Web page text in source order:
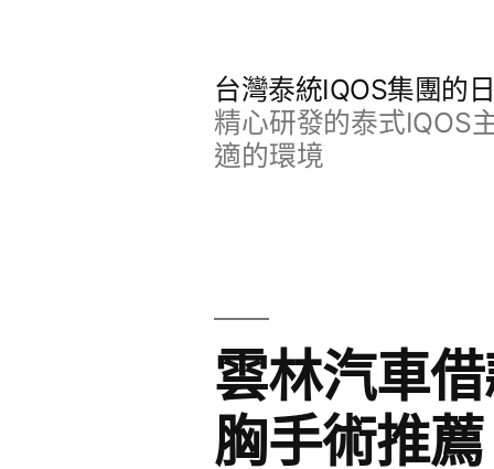
台灣泰統IQOS集團的
精心研發的泰式IQOS
適的環境
雲林汽車
胸手術推薦